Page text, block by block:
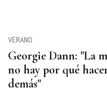
Georgie Dann: "La
no hay por qué
demás"
VERANO